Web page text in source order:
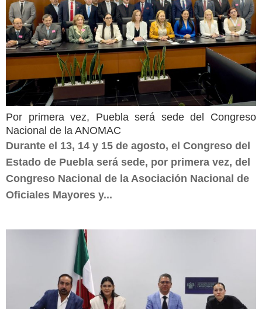
Por primera vez, Puebla será sede del Congreso
Nacional de la ANOMAC
Durante el 13, 14 y 15 de agosto, el Congreso del
Estado de Puebla será sede, por primera vez, del
Congreso Nacional de la Asociación Nacional de
Oficiales Mayores y...